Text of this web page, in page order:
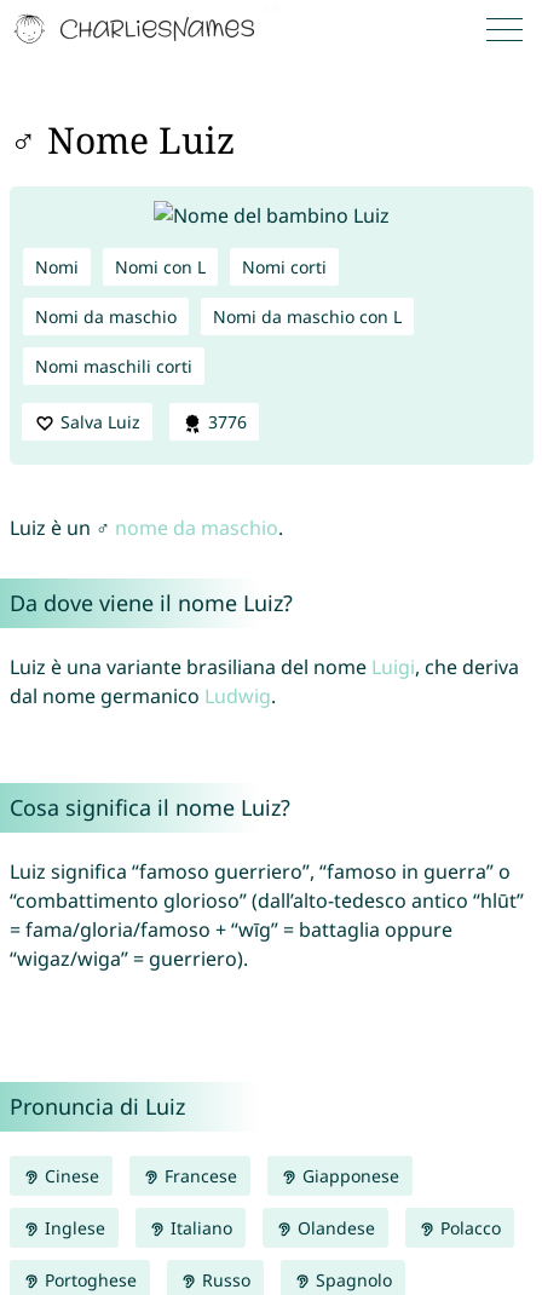
♂ Nome Luiz
Nomi Nomi con L Nomi corti
Nomi da maschio Nomi da maschio con L
Nomi maschili corti
Salva Luiz 3776
Luiz è un ♂ nome da maschio.
Da dove viene il nome Luiz?
Luiz è una variante brasiliana del nome Luigi, che deriva
dal nome germanico Ludwig.
Cosa significa il nome Luiz?
Luiz significa “famoso guerriero”, “famoso in guerra” o
“combattimento glorioso” (dall’alto-tedesco antico “hlūt”
= fama/gloria/famoso + “wīg” = battaglia oppure
“wigaz/wiga” = guerriero).
Pronuncia di Luiz
Cinese Francese Giapponese
Inglese Italiano Olandese Polacco
Portoghese Russo Spagnolo